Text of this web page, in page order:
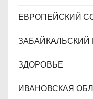
ЕВРОПЕЙСКИЙ
ЗАБАЙКАЛЬСКИЙ
ЗДОРОВЬЕ
ИВАНОВСКАЯ